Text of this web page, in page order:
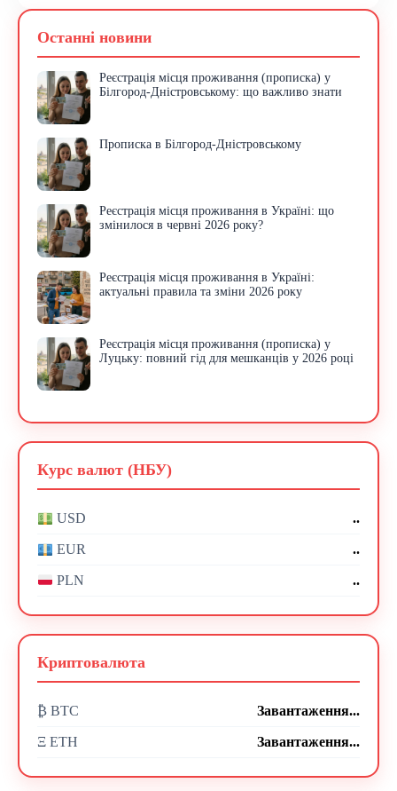
Останні новини
Реєстрація місця проживання (прописка) у
Білгород-Дністровському: що важливо знати
Прописка в Білгород-Дністровському
Реєстрація місця проживання в Україні: що
змінилося в червні 2026 року?
Реєстрація місця проживання в Україні:
актуальні правила та зміни 2026 року
Реєстрація місця проживання (прописка) у
Луцьку: повний гід для мешканців у 2026 році
Курс валют (НБУ)
USD ..
EUR ..
PLN ..
Криптовалюта
₿ BTC Завантаження...
Ξ ETH Завантаження...